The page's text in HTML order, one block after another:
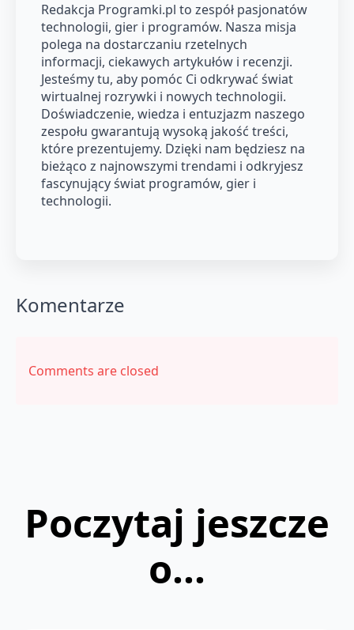
Redakcja Programki.pl to zespół pasjonatów
technologii, gier i programów. Nasza misja
polega na dostarczaniu rzetelnych
informacji, ciekawych artykułów i recenzji.
Jesteśmy tu, aby pomóc Ci odkrywać świat
wirtualnej rozrywki i nowych technologii.
Doświadczenie, wiedza i entuzjazm naszego
zespołu gwarantują wysoką jakość treści,
które prezentujemy. Dzięki nam będziesz na
bieżąco z najnowszymi trendami i odkryjesz
fascynujący świat programów, gier i
technologii.
Komentarze
Comments are closed
Poczytaj jeszcze
o...